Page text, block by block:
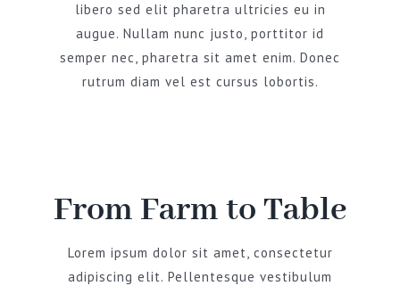
libero sed elit pharetra ultricies eu in
augue. Nullam nunc justo, porttitor id
semper nec, pharetra sit amet enim. Donec
rutrum diam vel est cursus lobortis.
From Farm to Table
Lorem ipsum dolor sit amet, consectetur
adipiscing elit. Pellentesque vestibulum